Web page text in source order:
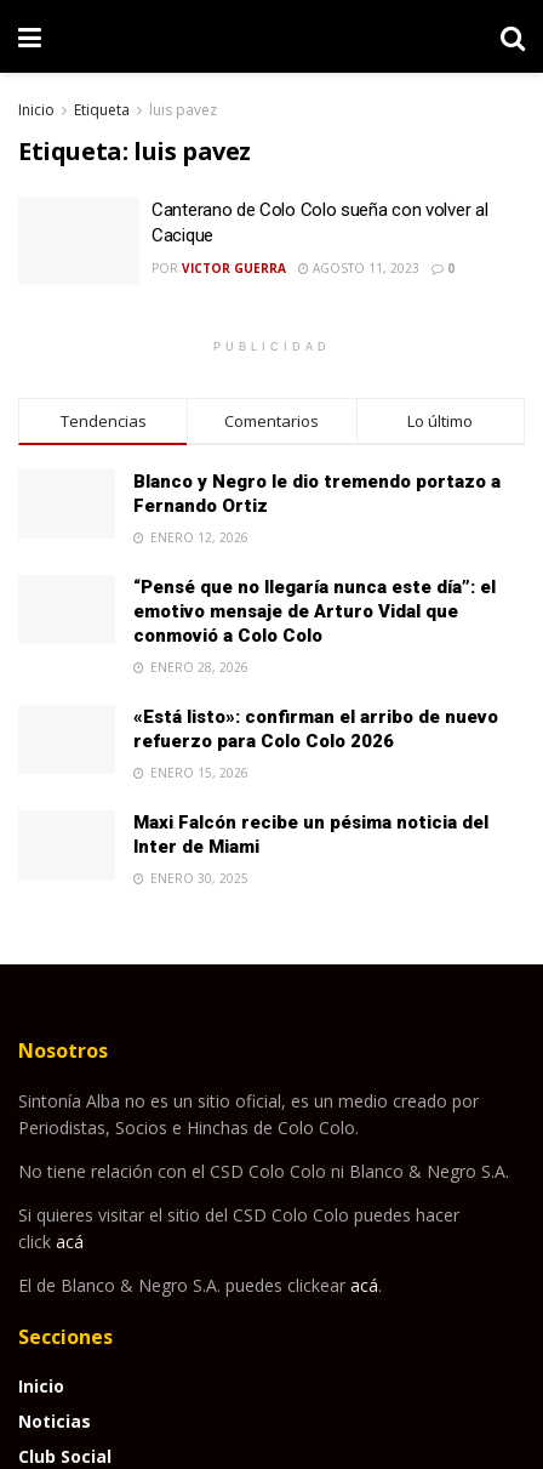
Inicio Etiqueta luis pavez
Etiqueta: luis pavez
Canterano de Colo Colo sueña con volver al
Cacique
POR VICTOR GUERRA AGOSTO 11, 2023 0
PUBLICIDAD
Tendencias Comentarios Lo último
Blanco y Negro le dio tremendo portazo a
Fernando Ortiz
ENERO 12, 2026
“Pensé que no llegaría nunca este día”: el
emotivo mensaje de Arturo Vidal que
conmovió a Colo Colo
ENERO 28, 2026
«Está listo»: confirman el arribo de nuevo
refuerzo para Colo Colo 2026
ENERO 15, 2026
Maxi Falcón recibe un pésima noticia del
Inter de Miami
ENERO 30, 2025
Nosotros
Sintonía Alba no es un sitio oficial, es un medio creado por
Periodistas, Socios e Hinchas de Colo Colo.
No tiene relación con el CSD Colo Colo ni Blanco & Negro S.A.
Si quieres visitar el sitio del CSD Colo Colo puedes hacer
click acá
El de Blanco & Negro S.A. puedes clickear acá.
Secciones
Inicio
Noticias
Club Social